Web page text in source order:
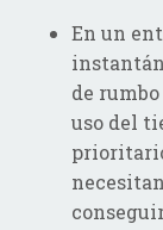
En un
de
uso del